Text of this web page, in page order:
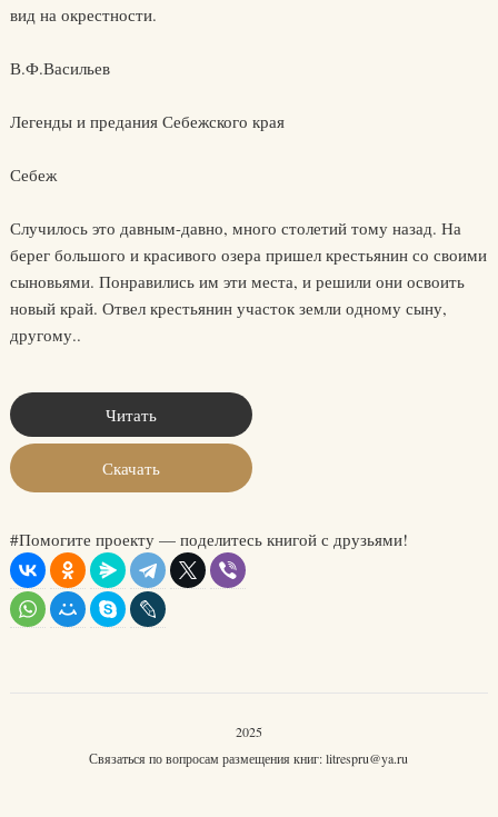
вид на окрестности.
В.Ф.Васильев
Легенды и предания Себежского края
Себеж
Случилось это давным-давно, много столетий тому назад. На
берег большого и красивого озера пришел крестьянин со своими
сыновьями. Понравились им эти места, и решили они освоить
новый край. Отвел крестьянин участок земли одному сыну,
другому..
Читать
Скачать
#Помогите проекту — поделитесь книгой с друзьями!
2025
Связаться по вопросам размещения книг:litrespru@ya.ru